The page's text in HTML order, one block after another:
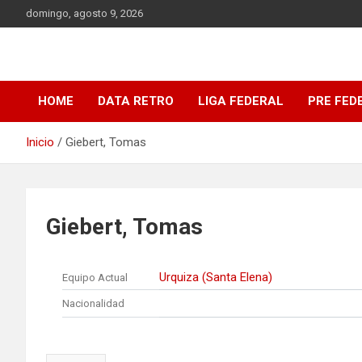
al
domingo, agosto 9, 2026
DATA Basquet
HOME DATA RETRO LIGA FEDERAL PRE
Inicio Giebert, Tomas
Giebert, Tomas
Equipo Actual Urquiza (Santa Elena)
Nacionalidad